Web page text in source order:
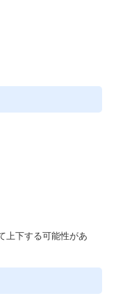
上下する可能性があ